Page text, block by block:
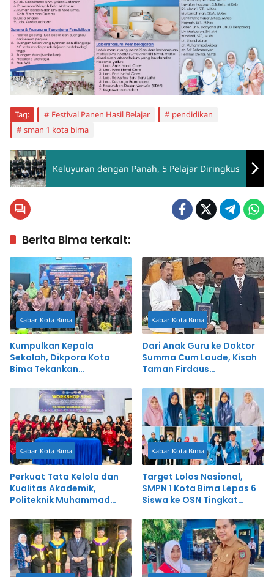
Tag: Festival Panen Hasil Belajar
pendidikan
sman 1 kota bima
Keluyuran dengan Panah, 5 Pelajar Diringkus
Berita Bima terkait:
Kabar Kota Bima
Kumpulkan Kepala
Sekolah, Dikpora Kota
Bima Tekankan
Kabar Kota Bima
Dari Anak Guru ke Doktor
Summa Cum Laude, Kisah
Taman Firdaus
Kabar Kota Bima
Perkuat Tata Kelola dan
Kualitas Akademik,
Politeknik Muhammad
SPMI
Kabar Kota Bima
Target Lolos Nasional,
SMPN 1 Kota Bima Lepas 6
Siswa ke OSN Tingkat